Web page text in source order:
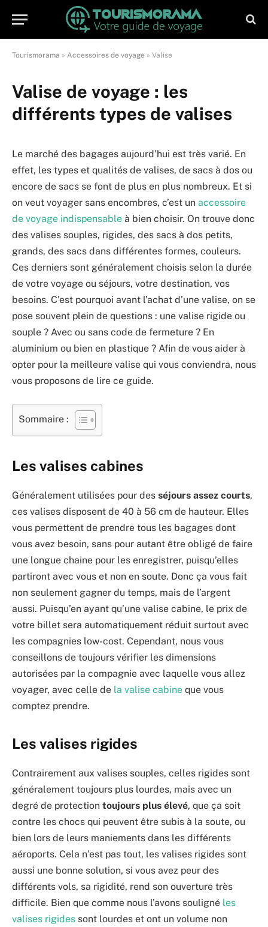
Tourismorama » Accessoires de voyage » Valise
Valise de voyage : les
différents types de valises
Le marché des bagages aujourd’hui est très varié. En
effet, les types et qualités de valises, de sacs à dos ou
encore de sacs se font de plus en plus nombreux. Et si
on veut voyager sans encombres, c’est un accessoire
de voyage indispensable à bien choisir. On trouve donc
des valises souples, rigides, des sacs à dos petits,
grands, des sacs dans différentes formes, couleurs.
Ces derniers sont généralement choisis selon la durée
de votre voyage ou séjours, votre destination, vos
besoins. C’est pourquoi avant l’achat d’une valise, on se
pose souvent plein de questions : une valise rigide ou
souple ? Avec ou sans code de fermeture ? En
aluminium ou bien en plastique ? Afin de vous aider à
opter pour la meilleure valise qui vous conviendra, nous
vous proposons de lire ce guide.
Sommaire :
Les valises cabines
Généralement utilisées pour des séjours assez courts,
ces valises disposent de 40 à 56 cm de hauteur. Elles
vous permettent de prendre tous les bagages dont
vous avez besoin, sans pour autant être obligé de faire
une longue chaine pour les enregistrer, puisqu’elles
partiront avec vous et non en soute. Donc ça vous fait
non seulement gagner du temps, mais de l’argent
aussi. Puisqu’en ayant qu’une valise cabine, le prix de
votre billet sera automatiquement réduit surtout avec
les compagnies low-cost. Cependant, nous vous
conseillons de toujours vérifier les dimensions
autorisées par la compagnie avec laquelle vous allez
voyager, avec celle de la valise cabine que vous
comptez prendre.
Les valises rigides
Contrairement aux valises souples, celles rigides sont
généralement toujours plus lourdes, mais avec un
degré de protection toujours plus élevé, que ça soit
contre les chocs qui peuvent être subis à la soute, ou
bien lors de leurs maniements dans les différents
aéroports. Cela n’est pas tout, les valises rigides sont
aussi une bonne solution, si vous avez peur des
différents vols, sa rigidité, rend son ouverture très
difficile. Bien que comme nous l’avons souligné les
valises rigides sont lourdes et ont un volume non